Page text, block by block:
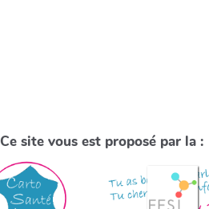
Ce site vous est proposé par la :